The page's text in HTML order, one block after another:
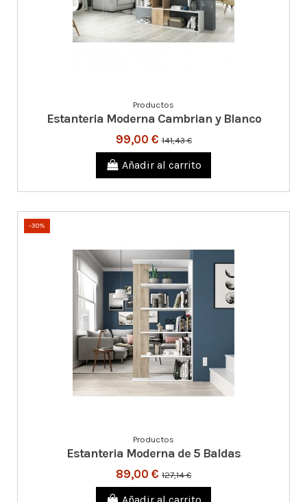
Productos
Estanteria Moderna Cambrian y Blanco
99,00 €141,43 €
Añadir al carrito
-30%
Productos
Estanteria Moderna de 5 Baldas
89,00 € 127,14 €